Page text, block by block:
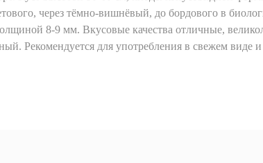
через тёмно-вишнёвый, до бордового в
8-9 мм. Вкусовые качества отличные,
Рекомендуется для употребления в свежем виде и